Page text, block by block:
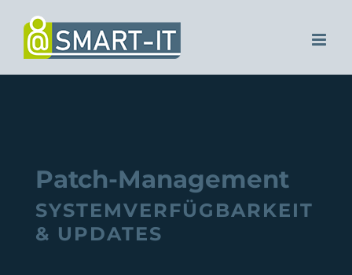
Inhalt
springen
Patch-Management
SYSTEMVERFÜGBARKEIT
& UPDATES